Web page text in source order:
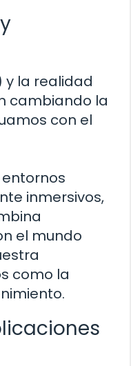
y la realidad
cambiando la
con el
entornos
inmersivos,
el mundo
como la